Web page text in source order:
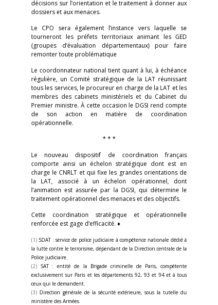
décisions sur l’orientation et le traitement à donner aux
dossiers et aux menaces.
Le CPO sera également l’instance vers laquelle se
tourneront les préfets territoriaux animant les GED
(groupes d’évaluation départementaux) pour faire
remonter toute problématique
Le coordonnateur national tient quant à lui, à échéance
régulière, un Comité stratégique de la LAT réunissant
tous les services, le procureur en charge de la LAT et les
membres des cabinets ministériels et du Cabinet du
Premier ministre. À cette occasion le DGSI rend compte
de son action en matière de coordination
opérationnelle.
* * *
Le nouveau dispositif de coordination français
comporte ainsi un échelon stratégique dont est en
charge le CNRLT et qui fixe les grandes orientations de
la LAT, associé à un échelon opérationnel, dont
l’animation est assurée par la DGSI, qui détermine le
traitement opérationnel des menaces et des objectifs.
Cette coordination stratégique et opérationnelle
renforcée est gage d’efficacité. ♦
(1) SDAT : service de police judiciaire à compétence nationale dédié à
la lutte contre le terrorisme, dépendant de la Direction centrale de la
Police judiciaire.
(2) SAT : entité de la Brigade criminelle de Paris, compétente
exclusivement sur Paris et les départements 92, 93 et 94 et à tous
ceux qui le demandent.
(3) Direction générale de la sécurité extérieure, sous la tutelle du
ministère des Armées.